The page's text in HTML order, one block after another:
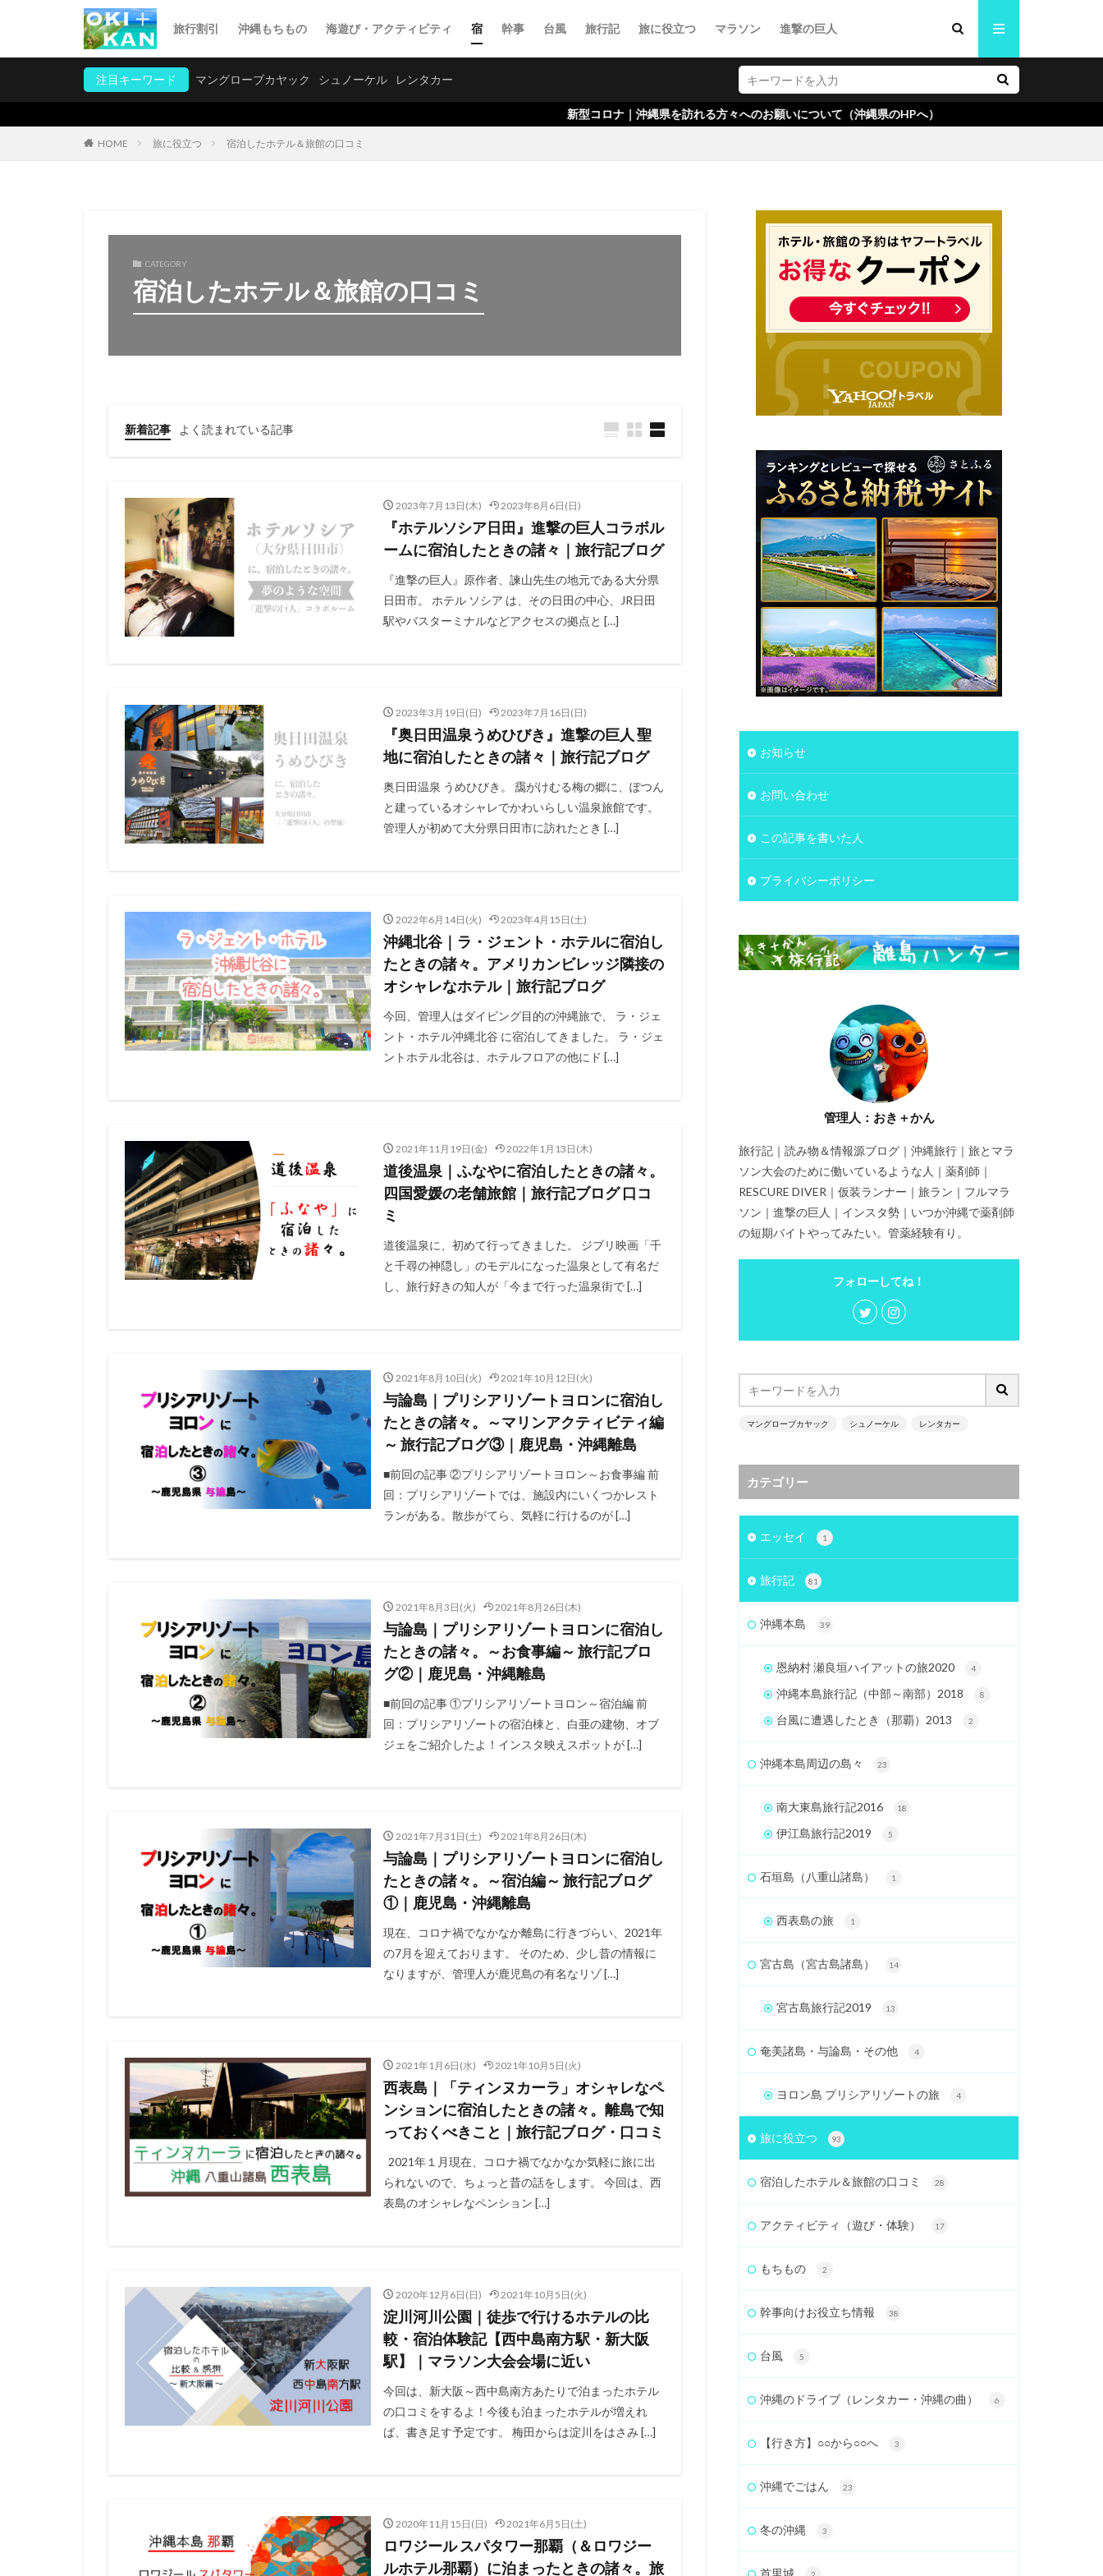
旅行割引 沖縄もちもの 海遊び・アクティビティ 宿 幹事 台風 旅行記 旅に役立つ マラソン 進撃の巨人
注目キーワード マングローブカヤック シュノーケル レンタカー
新型コロナ｜沖縄県を訪れる方々へのお願いについて（沖縄県のHPへ）
HOME 旅に役立つ 宿泊したホテル＆旅館の口コミ
CATEGORY
宿泊したホテル＆旅館の口コミ
新着記事 よく読まれている記事
2023年7月13日(木) 2023年8月6日(日)
『ホテルソシア日田』進撃の巨人コラボル
ームに宿泊したときの諸々｜旅行記ブログ
『進撃の巨人』原作者、諫山先生の地元である大分県
日田市。 ホテル ソシア は、その日田の中心、JR日田
駅やバスターミナルなどアクセスの拠点と […]
2023年3月19日(日) 2023年7月16日(日)
『奥日田温泉うめひびき』進撃の巨人 聖
地に宿泊したときの諸々｜旅行記ブログ
奥日田温泉 うめひびき。 靄がけむる梅の郷に、ぽつん
と建っているオシャレでかわいらしい温泉旅館です。
管理人が初めて大分県日田市に訪れたとき […]
2022年6月14日(火) 2023年4月15日(土)
沖縄北谷｜ラ・ジェント・ホテルに宿泊し
たときの諸々。アメリカンビレッジ隣接の
オシャレなホテル｜旅行記ブログ
今回、管理人はダイビング目的の沖縄旅で、 ラ・ジェ
ント・ホテル沖縄北谷 に宿泊してきました。 ラ・ジェ
ントホテル北谷は、ホテルフロアの他にド […]
2021年11月19日(金) 2022年1月13日(木)
道後温泉｜ふなやに宿泊したときの諸々。
四国愛媛の老舗旅館｜旅行記ブログ 口コ
ミ
道後温泉に、初めて行ってきました。 ジブリ映画「千
と千尋の神隠し」のモデルになった温泉として有名だ
し、旅行好きの知人が「今まで行った温泉街で […]
2021年8月10日(火) 2021年10月12日(火)
与論島｜プリシアリゾートヨロンに宿泊し
たときの諸々。～マリンアクティビティ編
～ 旅行記ブログ③｜鹿児島・沖縄離島
■前回の記事 ②プリシアリゾートヨロン～お食事編 前
回：プリシアリゾートでは、施設内にいくつかレスト
ランがある。散歩がてら、気軽に行けるのが […]
2021年8月3日(火) 2021年8月26日(木)
与論島｜プリシアリゾートヨロンに宿泊し
たときの諸々。～お食事編～ 旅行記ブロ
グ②｜鹿児島・沖縄離島
■前回の記事 ①プリシアリゾートヨロン～宿泊編 前
回：プリシアリゾートの宿泊棟と、白亜の建物、オブ
ジェをご紹介したよ！インスタ映えスポットが […]
2021年7月31日(土) 2021年8月26日(木)
与論島｜プリシアリゾートヨロンに宿泊し
たときの諸々。～宿泊編～ 旅行記ブログ
①｜鹿児島・沖縄離島
現在、コロナ禍でなかなか離島に行きづらい、2021年
の7月を迎えております。 そのため、少し昔の情報に
なりますが、管理人が鹿児島の有名なリゾ […]
2021年1月6日(水) 2021年10月5日(火)
西表島｜「ティンヌカーラ」オシャレなペ
ンションに宿泊したときの諸々。離島で知
っておくべきこと｜旅行記ブログ・口コミ
2021年１月現在、コロナ禍でなかなか気軽に旅に出
られないので、ちょっと昔の話をします。 今回は、西
表島のオシャレなペンション […]
2020年12月6日(日) 2021年10月5日(火)
淀川河川公園｜徒歩で行けるホテルの比
較・宿泊体験記【西中島南方駅・新大阪
駅】｜マラソン大会会場に近い
今回は、新大阪～西中島南方あたりで泊まったホテル
の口コミをするよ！今後も泊まったホテルが増えれ
ば、書き足す予定です。 梅田からは淀川をはさみ […]
2020年11月15日(日) 2021年6月5日(土)
ロワジール スパタワー那覇（＆ロワジー
ルホテル那覇）に泊まったときの諸々。旅
お知らせ
お問い合わせ
この記事を書いた人
プライバシーポリシー
管理人：おき＋かん
旅行記｜読み物＆情報源ブログ｜沖縄旅行｜旅とマラ
ソン大会のために働いているような人｜薬剤師｜
RESCURE DIVER｜仮装ランナー｜旅ラン｜フルマラ
ソン｜進撃の巨人｜インスタ勢｜いつか沖縄で薬剤師
の短期バイトやってみたい。管薬経験有り。
フォローしてね！
マングローブカヤック シュノーケル レンタカー
カテゴリー
エッセイ 1
旅行記 81
沖縄本島 39
恩納村 瀬良垣ハイアットの旅2020 4
沖縄本島旅行記（中部～南部）2018 8
台風に遭遇したとき（那覇）2013 2
沖縄本島周辺の島々 23
南大東島旅行記2016 18
伊江島旅行記2019 5
石垣島（八重山諸島） 1
西表島の旅 1
宮古島（宮古島諸島） 14
宮古島旅行記2019 13
奄美諸島・与論島・その他 4
ヨロン島 プリシアリゾートの旅 4
旅に役立つ 93
宿泊したホテル＆旅館の口コミ 28
アクティビティ（遊び・体験） 17
もちもの 2
幹事向けお役立ち情報 38
台風 5
沖縄のドライブ（レンタカー・沖縄の曲） 6
【行き方】○○から○○へ 3
沖縄でごはん 23
冬の沖縄 3
首里城 2